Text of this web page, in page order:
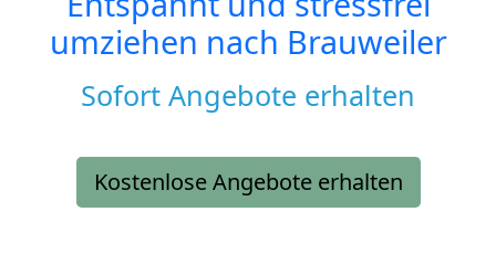
umziehen nach Brauweiler
Sofort Angebote erhalten
Kostenlose Angebote erhalten